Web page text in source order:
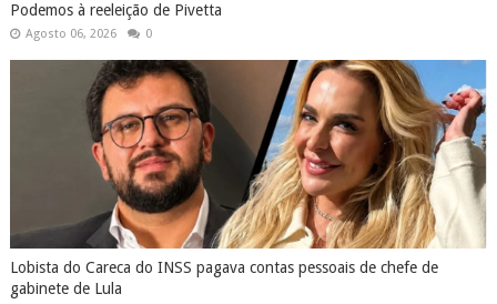
Podemos à reeleição de Pivetta
Agosto 06, 2026 0
Lobista do Careca do INSS pagava contas pessoais de chefe de
gabinete de Lula